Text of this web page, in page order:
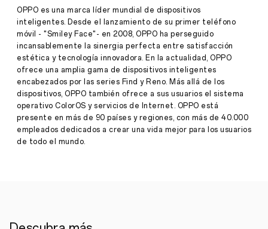
primeros
smartphones
en
recibir
la
actualización
de
Android
13
Beta
1
Prensa
·mayo
18,
OPPO es una marca líder mundial de dispositivos
inteligentes. Desde el lanzamiento de su primer teléfono
móvil - "Smiley Face"- en 2008, OPPO ha perseguido
incansablemente la sinergia perfecta entre satisfacción
estética y tecnología innovadora. En la actualidad, OPPO
ofrece una amplia gama de dispositivos inteligentes
encabezados por las series Find y Reno. Más allá de los
dispositivos, OPPO también ofrece a sus usuarios el sistema
operativo ColorOS y servicios de Internet. OPPO está
presente en más de 90 países y regiones, con más de 40.000
empleados dedicados a crear una vida mejor para los usuarios
de todo el mundo.